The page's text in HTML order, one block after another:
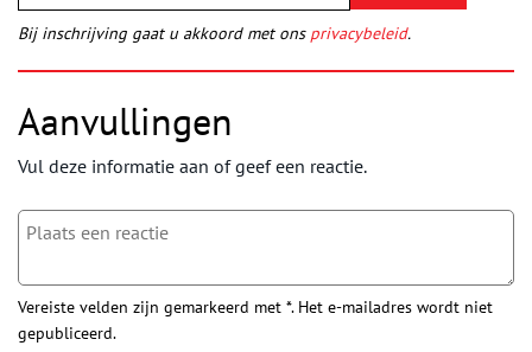
Bij inschrijving gaat u akkoord met ons privacybeleid.
Aanvullingen
Vul deze informatie aan of geef een reactie.
Vereiste velden zijn gemarkeerd met *. Het e-mailadres wordt niet
gepubliceerd.